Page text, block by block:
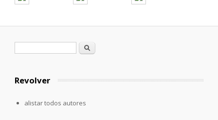
Formulario de búsqueda
Buscar
Revolver
alistar todos autores